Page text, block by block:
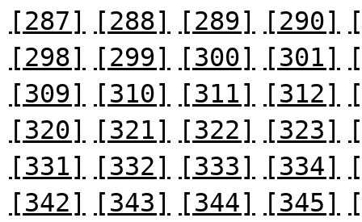
[287]
[288] [289] [290]
[298]
[299] [300] [301]
[309]
[310] [311] [312]
[320]
[321] [322] [323]
[331]
[332] [333] [334]
[342]
[343] [344] [345]